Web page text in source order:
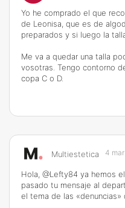
Yo he comprado el que
de Leonisa, que es de
preparados y si luego la
Me va a quedar una talla
vosotras. Tengo contorno
copa C o D.
Multiestetica 4
Hola, @Lefty84 ya hemos
pasado tu mensaje al
el tema de las «denuncias»